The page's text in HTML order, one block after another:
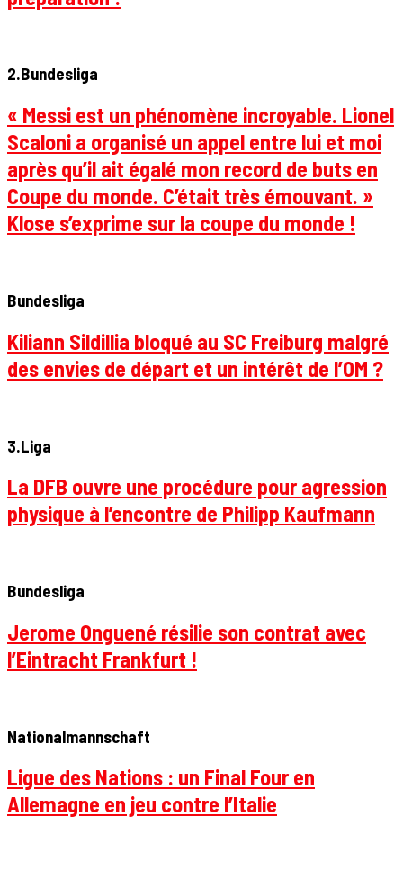
2.Bundesliga
« Messi est un phénomène incroyable. Lionel
Scaloni a organisé un appel entre lui et moi
après qu’il ait égalé mon record de buts en
Coupe du monde. C’était très émouvant. »
Klose s’exprime sur la coupe du monde !
Bundesliga
Kiliann Sildillia bloqué au SC Freiburg malgré
des envies de départ et un intérêt de l’OM ?
3.Liga
La DFB ouvre une procédure pour agression
physique à l’encontre de Philipp Kaufmann
Bundesliga
Jerome Onguené résilie son contrat avec
l’Eintracht Frankfurt !
Nationalmannschaft
Ligue des Nations : un Final Four en
Allemagne en jeu contre l’Italie